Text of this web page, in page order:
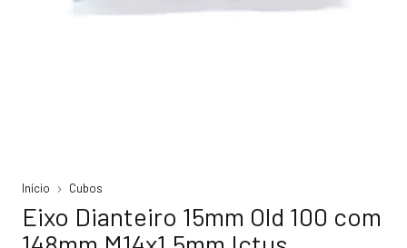
Início Cubos
Eixo Dianteiro 15mm Old 100 com